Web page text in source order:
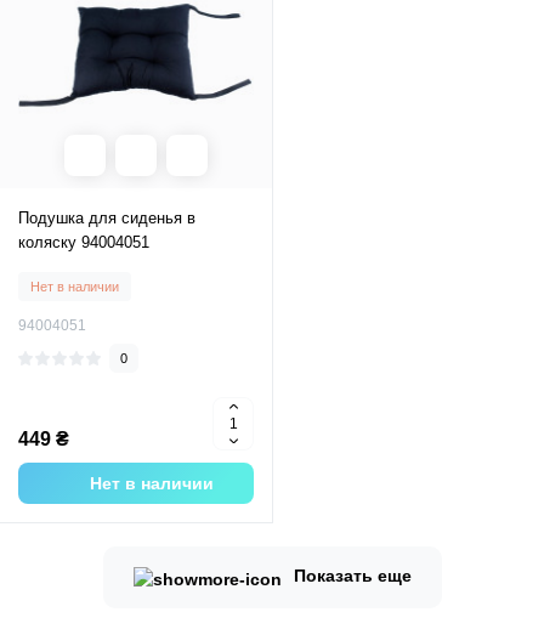
Подушка для сиденья в
коляску 94004051
Нет в наличии
94004051
0
449 ₴
Нет в наличии
Показать еще